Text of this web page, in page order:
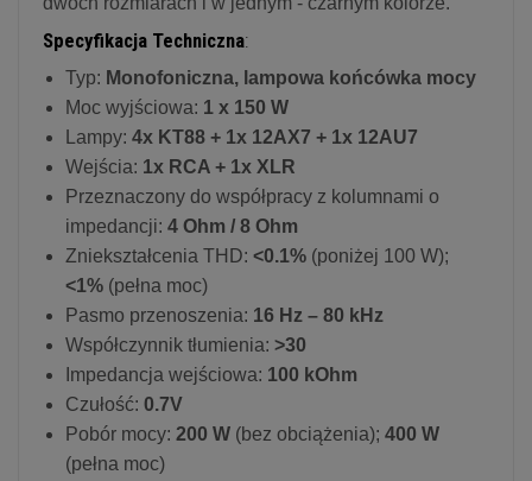
Specyfikacja Techniczna:
Typ: Monofoniczna, lampowa końcówka mocy
Moc wyjściowa: 1 x 150 W
Lampy: 4x KT88 + 1x 12AX7 + 1x 12AU7
Wejścia: 1x RCA + 1x XLR
Przeznaczony do współpracy z kolumnami o
impedancji: 4 Ohm / 8 Ohm
Zniekształcenia THD: <0.1% (poniżej 100 W);
<1% (pełna moc)
Pasmo przenoszenia: 16 Hz – 80 kHz
Współczynnik tłumienia: >30
Impedancja wejściowa: 100 kOhm
Czułość: 0.7V
Pobór mocy: 200 W (bez obciążenia); 400 W
(pełna moc)